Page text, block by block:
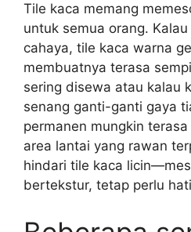
Tile kaca memang
untuk semua orang.
cahaya, tile kaca warna
membuatnya terasa
sering disewa atau kalau
senang ganti-ganti gaya
permanen mungkin
area lantai yang rawan
hindari tile kaca
bertekstur, tetap perlu